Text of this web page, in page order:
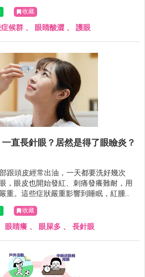
螢幕位置息息相關。同時，可能還伴隨
力模糊、假性近視、聚焦困難，這些問
光線、螢幕本身有關。眼表症狀也是常
還可能對眼睛和肌肉骨骼健康造成影
收藏
候群 、 眼睛酸澀 、 護眼
直長針眼？居然是得了眼瞼炎？
跟頭皮經常出油，一天都要洗好幾次
，眼皮也開始發紅、刺痛發癢難耐，用
重。這些症狀嚴重影響到睡眠，紅腫的
他剛哭過，造成他生活很大的困擾。到
，才知道原來自己得了脂漏性皮膚炎，
。
收藏
眼睛癢 、 眼屎多 、 長針眼